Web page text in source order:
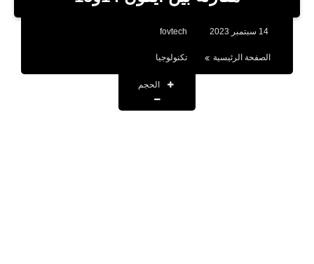
بلوجر
14 سبتمبر 2023 fovtech
الصفحة الرئيسية تكنولوجيا
الحجم